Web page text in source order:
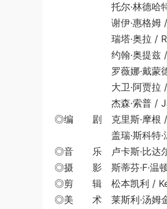
托尔·林德哈特 /
谢伊·惠格姆 /
瑞塔·奥拉 / Rita
约翰·奥提兹 /
罗薇娜·戴蒙德 /
大卫·阿贾拉 /
杰森·索普 / Jason
◎编 剧 克里斯·摩根 /
盖瑞·斯科特·汤普
◎音 乐 卢卡斯·比达尔
◎摄 影 斯蒂芬·F·温顿
◎剪 辑 松本凯利 /
◎美 术 莱斯利·汤姆金